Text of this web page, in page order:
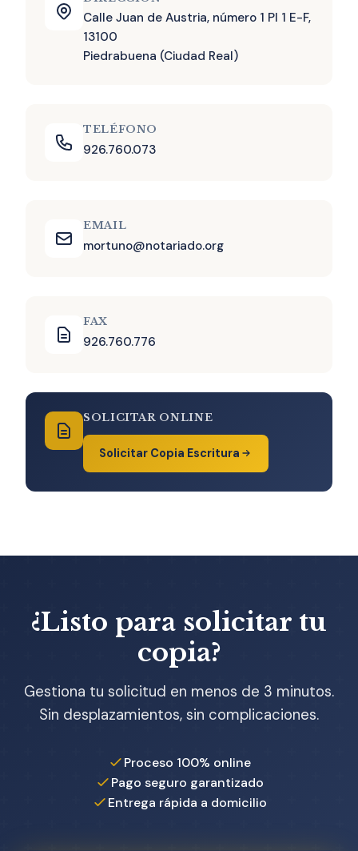
Calle Juan de Austria, número 1 Pl 1 E-F,
13100
Piedrabuena (Ciudad Real)
TELÉFONO
926.760.073
EMAIL
mortuno@notariado.org
FAX
926.760.776
SOLICITAR ONLINE
Solicitar Copia Escritura
¿Listo para solicitar tu
copia?
Gestiona tu solicitud en menos de 3 minutos.
Sin desplazamientos, sin complicaciones.
Proceso 100% online
Pago seguro garantizado
Entrega rápida a domicilio